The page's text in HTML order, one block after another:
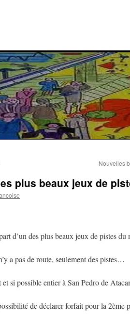
Nouvelles
plus beaux jeux de
d’un des plus beaux jeux de pistes du
a pas de route, seulement des pistes…
si possible entier à San Pedro de
de déclarer forfait pour la 2ème